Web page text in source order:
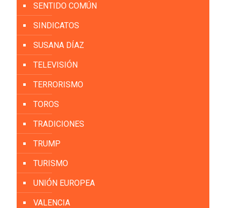
SENTIDO COMÚN
SINDICATOS
SUSANA DÍAZ
TELEVISIÓN
TERRORISMO
TOROS
TRADICIONES
TRUMP
TURISMO
UNIÓN EUROPEA
VALENCIA